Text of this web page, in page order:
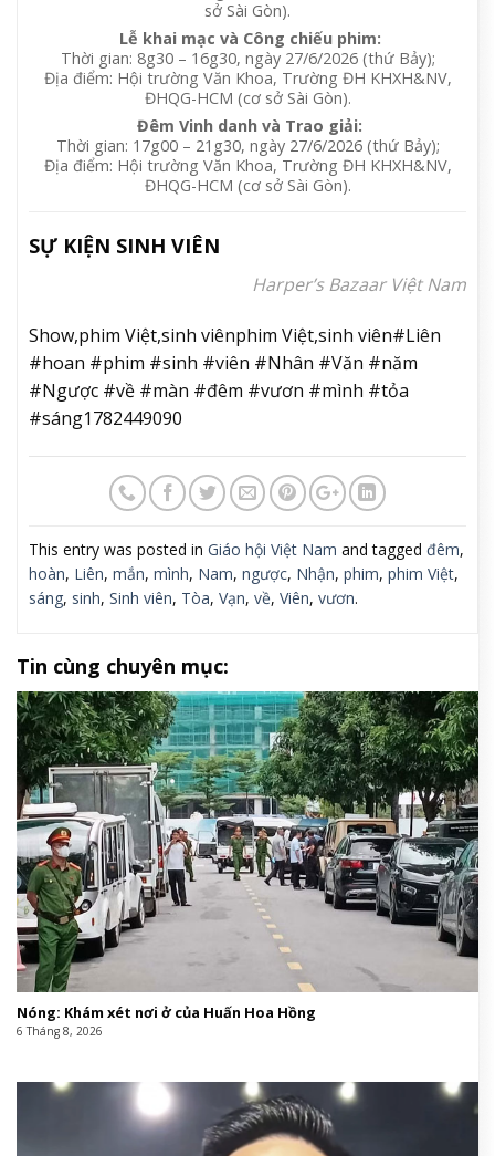
sở Sài Gòn).
Lễ khai mạc và Công chiếu phim:
Thời gian: 8g30 – 16g30, ngày 27/6/2026 (thứ Bảy);
Địa điểm: Hội trường Văn Khoa, Trường ĐH KHXH&NV,
ĐHQG-HCM (cơ sở Sài Gòn).
Đêm Vinh danh và Trao giải:
Thời gian: 17g00 – 21g30, ngày 27/6/2026 (thứ Bảy);
Địa điểm: Hội trường Văn Khoa, Trường ĐH KHXH&NV,
ĐHQG-HCM (cơ sở Sài Gòn).
SỰ KIỆN SINH VIÊN
Harper’s Bazaar Việt Nam
Show,phim Việt,sinh viênphim Việt,sinh viên#Liên
#hoan #phim #sinh #viên #Nhân #Văn #năm
#Ngược #về #màn #đêm #vươn #mình #tỏa
#sáng1782449090
This entry was posted in Giáo hội Việt Nam and tagged đêm,
hoàn, Liên, mắn, mình, Nam, ngược, Nhận, phim, phim Việt,
sáng, sinh, Sinh viên, Tòa, Vạn, về, Viên, vươn.
Tin cùng chuyên mục:
Nóng: Khám xét nơi ở của Huấn Hoa Hồng
6 Tháng 8, 2026